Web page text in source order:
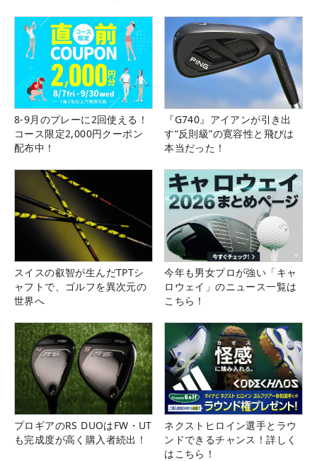
8-9月のプレーに2回使える！
コース限定2,000円クーポン
配布中！
『G740』アイアンが引き出
す“反則級”の寛容性と飛びは
本当だった！
スイスの叡智が生んだTPTシ
ャフトで、ゴルフを異次元の
世界へ
今年も男女プロが強い「キャ
ロウェイ」のニュース一覧は
こちら！
プロギアのRS DUOはFW・UT
も完成度が高く購入者続出！
ネクストヒロイン選手とラウ
ンドできるチャンス！詳しく
はこちら！